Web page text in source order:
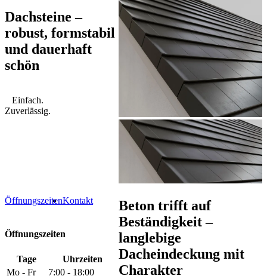
Dachsteine –
robust, formstabil
und dauerhaft
schön
Einfach.
Zuverlässig.
ÖffnungszeitenKontakt
Öffnungszeiten
Tage
Uhrzeiten
Mo - Fr
7:00 - 18:00
Beton trifft auf
Beständigkeit –
langlebige
Dacheindeckung mit
Charakter